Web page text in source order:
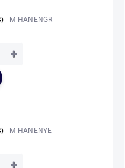
| M-HANENGR
+
košíku
| M-HANENYE